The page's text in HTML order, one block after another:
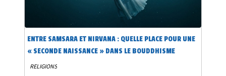
ENTRE SAMSARA ET NIRVANA : QUELLE PLACE POUR UNE
« SECONDE NAISSANCE » DANS LE BOUDDHISME
INDIEN ?
RELIGIONS